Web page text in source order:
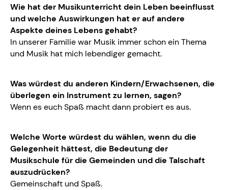
Wie hat der Musikunterricht dein Leben beeinflusst
und welche Auswirkungen hat er auf andere
Aspekte deines Lebens gehabt?
In unserer Familie war Musik immer schon ein Thema
und Musik hat mich lebendiger gemacht.
Was würdest du anderen Kindern/Erwachsenen, die
überlegen ein Instrument zu lernen, sagen?
Wenn es euch Spaß macht dann probiert es aus.
Welche Worte würdest du wählen, wenn du die
Gelegenheit hättest, die Bedeutung der
Musikschule für die Gemeinden und die Talschaft
auszudrücken?
Gemeinschaft und Spaß.